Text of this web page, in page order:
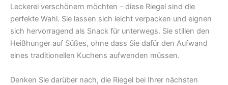
Leckerei verschönern möchten – diese Riegel sind die
perfekte Wahl. Sie lassen sich leicht verpacken und eignen
sich hervorragend als Snack für unterwegs. Sie stillen den
Heißhunger auf Süßes, ohne dass Sie dafür den Aufwand
eines traditionellen Kuchens aufwenden müssen.
Denken Sie darüber nach, die Riegel bei Ihrer nächsten